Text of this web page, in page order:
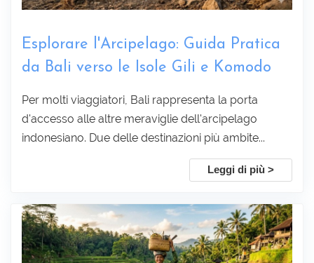
Esplorare l'Arcipelago: Guida Pratica
da Bali verso le Isole Gili e Komodo
Per molti viaggiatori, Bali rappresenta la porta
d'accesso alle altre meraviglie dell'arcipelago
indonesiano. Due delle destinazioni più ambite...
Leggi di più >